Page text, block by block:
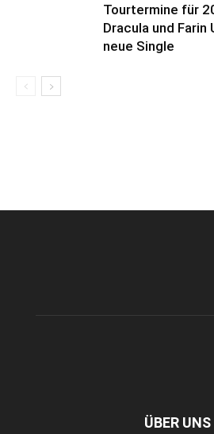
Tourtermine für
Dracula und
neue Single
ÜBER UNS